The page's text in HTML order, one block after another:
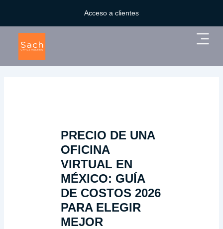
contenido
Acceso a clientes
Main
PRECIO DE UNA
OFICINA
VIRTUAL EN
MÉXICO: GUÍA
DE COSTOS 2026
PARA ELEGIR
MEJOR